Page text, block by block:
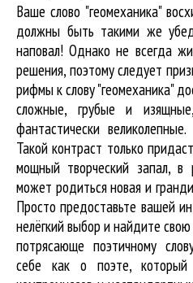
Ваше слово "геомеханика"
должны быть такими же
наповал! Однако не всегда
решения, поэтому следует
рифмы к слову "геомеханика"
сложные, грубые и
фантастически
Такой контраст только
мощный творческий запал, в
может родиться новая и
Просто предоставьте вашей
нелёгкий выбор и найдите
потрясающе поэтичному
себе как о поэте, который